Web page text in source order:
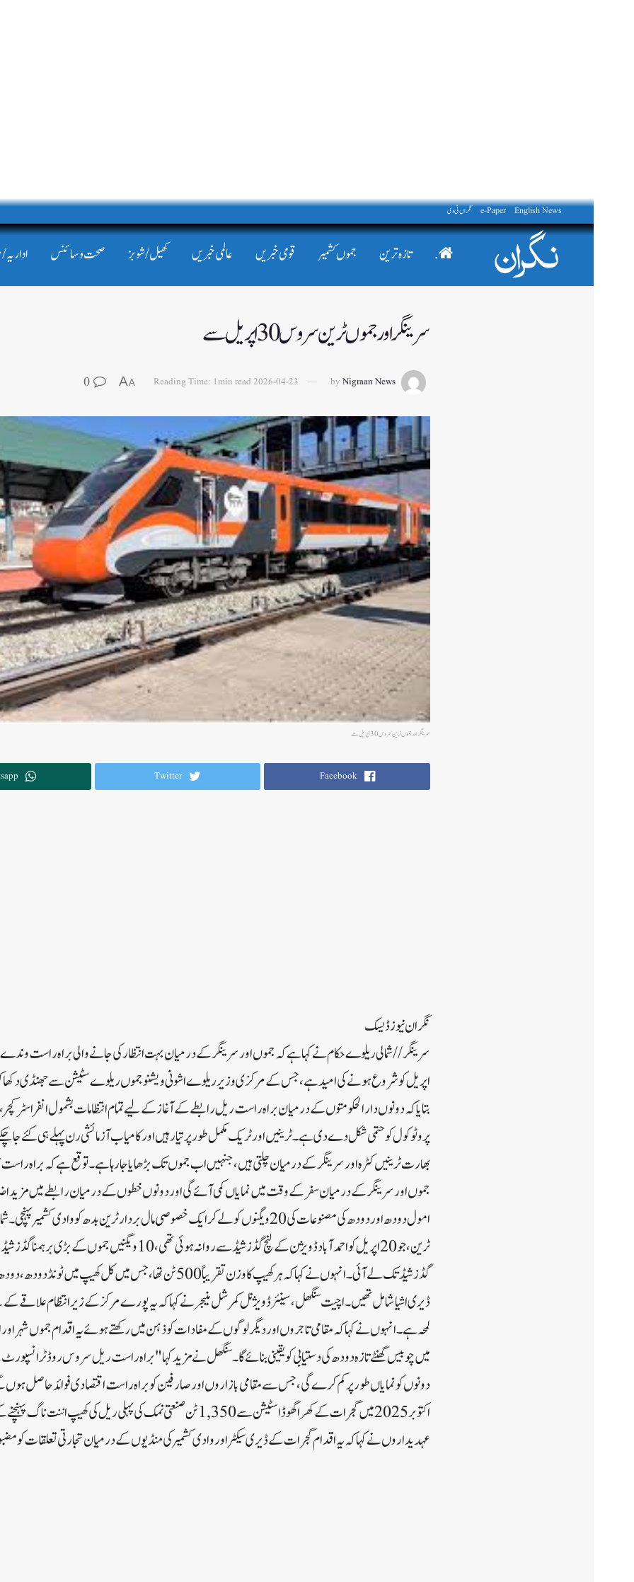
English News
e-Paper نگراں ٹی وی
. تازہ ترین جموں کشمیر قومی خبریں عالمی خبریں کھیل/شوبز صحت و سائنس
سرینگر اور جموں ٹرین سروس 30اپریل سے
by Nigraan News
2026-04-23
Reading Time: 1min read
A
A
سرینگر اور جموں ٹرین سروس 30اپریل سے
Facebook
Twitter
نگران نیوز ڈیسک
اپریل کو شروع ہونے کی امید ہے، جس کے مرکزی وزیر ریلوے اشونی ویشنو جموں ریلوے سٹیشن سے جھنڈی
بتایا کہ دونوں دارالحکومتوں کے درمیان براہ راست ریل رابطے کے آغاز کے لیے تمام انتظامات بشمول
پروٹوکول کو حتمی شکل دے دی ہے۔ ٹرینیں اور ٹریک مکمل طور پر تیار ہیں اور کامیاب آزمائشی رن پہلے ہی کئے جا
بھارت ٹرینیں کٹرہ اور سرینگر کے درمیان چلتی ہیں، جنہیں اب جموں تک بڑھایا جا رہا ہے۔توقع ہے کہ براہ
جموں اور سرینگر کے درمیان سفر کے وقت میں نمایاں کمی آئے گی اور دونوں خطوں کے درمیان رابطے میں
امول دودھ اور دودھ کی مصنوعات کی 20 ویگنوں کو لے کر ایک خصوصی مال بردار ٹرین بدھ کو وادی
گڈز شیڈ تک لے آئی۔انہوں نے کہا کہ ہر کھیپ کا وزن تقریباً 500 ٹن تھا، جس میں کل
ڈیری اشیا شامل تھیں۔اچیت سنگھل، سینئر ڈویژنل کمرشل منیجر نے کہا کہ یہ پورے مرکز کے زیر انتظام علاقے کے
لمحہ ہے۔انہوں نے کہا کہ مقامی تاجروں اور دیگر لوگوں کے مفادات کو ذہن میں رکھتے ہوئے یہ اقدام جموں
میں چوبیس گھنٹے تازہ دودھ کی دستیابی کو یقینی بنائے گا۔سنگھل نے مزید کہا "براہ راست ریل سروس روڈ
دونوں کو نمایاں طور پر کم کرے گی، جس سے مقامی بازاروں اور صارفین کو براہ راست اقتصادی فوائد حاصل
اکتوبر 2025 میں گجرات کے کھراگھوڈا سٹیشن سے 1,350 ٹن صنعتی نمک کی پہلی ریل کی
عہدیداروں نے کہا کہ یہ اقدام گجرات کے ڈیری سیکٹر اور وادی کشمیر کی منڈیوں کے درمیان تجارتی تعلقات کو